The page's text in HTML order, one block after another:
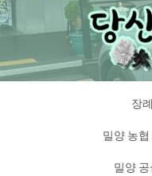
장
밀양 농
밀양